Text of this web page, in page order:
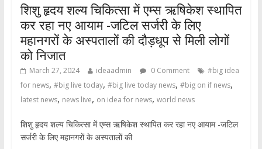
शिशु हृदय शल्य चिकित्सा में एम्स ऋषिकेश स्थापित
कर रहा नए आयाम -जटिल सर्जरी के लिए
महानगरों के अस्पतालों की दौड़धूप से मिली लोगों
को निजात
March 27, 2024 ideaadmin 0 Comment
#big idea
for news, #big live today, #big live today news, #big on if news,
latest news, news live, on idea for news, world news
शिशु हृदय शल्य चिकित्सा में एम्स ऋषिकेश स्थापित कर रहा नए आयाम -जटिल
सर्जरी के लिए महानगरों के अस्पतालों की